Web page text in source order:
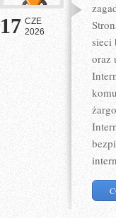
17 CZE
2026
sieci
oraz